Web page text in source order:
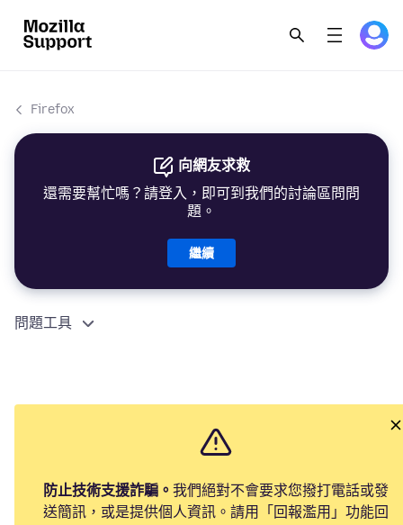
Firefox
向網友求救
還需要幫忙嗎？請登入，即可到我們的討論區問問
題。
繼續
問題工具
防止技術支援詐騙。 我們絕對不會要求您撥打電話或發
送簡訊，或是提供個人資訊。請用「回報濫用」功能回